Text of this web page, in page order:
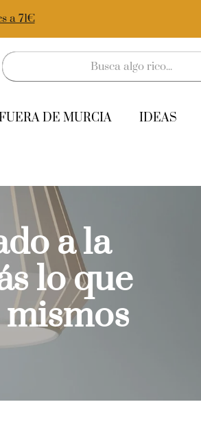
a 71€
DE MURCIA IDEAS
a la
lo que